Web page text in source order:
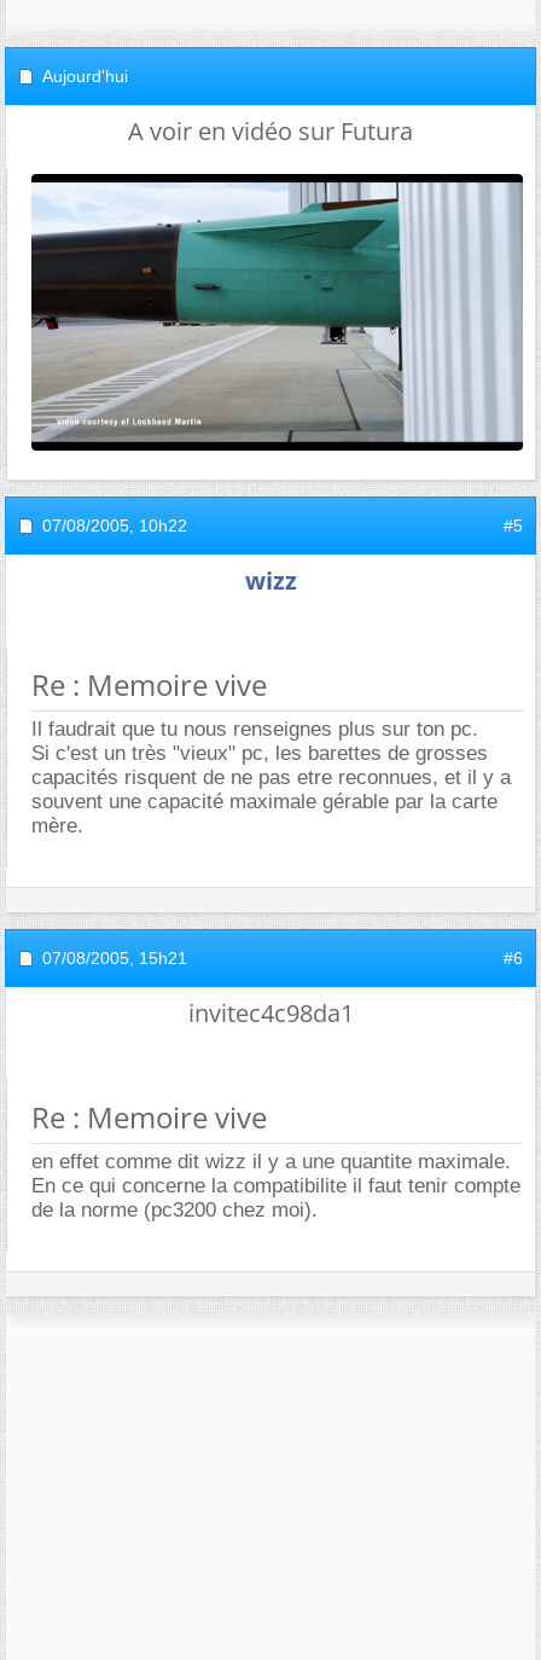
Aujourd'hui
A voir en vidéo sur Futura
07/08/2005, 10h22 #5
wizz
Re : Memoire vive
Il faudrait que tu nous renseignes plus sur ton pc.
Si c'est un très "vieux" pc, les barettes de grosses
capacités risquent de ne pas etre reconnues, et il y a
souvent une capacité maximale gérable par la carte
mère.
07/08/2005, 15h21 #6
invitec4c98da1
Re : Memoire vive
en effet comme dit wizz il y a une quantite maximale.
En ce qui concerne la compatibilite il faut tenir compte
de la norme (pc3200 chez moi).